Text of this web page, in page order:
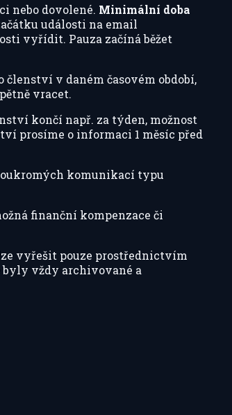
nebo dovolené. Minimální doba
události na email
vyřídit. Pauza začíná běžet
v daném časovém období,
vracet.
končí např. za týden, možnost
prosíme o informaci 1 měsíc před
komunikací typu
finanční kompenzace či
vyřešit pouze prostřednictvím
byly vždy archivované a